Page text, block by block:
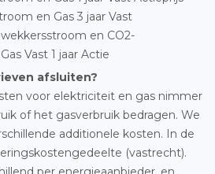
en Gas 3 jaar Vast
en CO2-
Vast 1 jaar Actie
afsluiten?
voor elektriciteit en gas nimmer
of het gasverbruik bedragen. We
additionele kosten. In de
(vastrecht).